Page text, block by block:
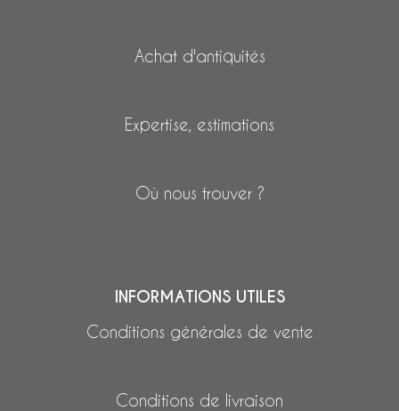
Achat d'antiquités
Expertise, estimations
Où nous trouver ?
INFORMATIONS UTILES
Conditions générales de vente
Conditions de livraison